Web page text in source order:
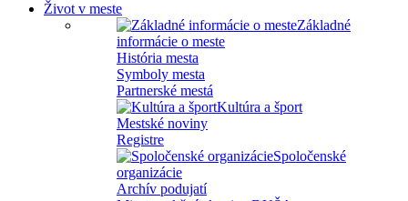
Život v meste
Základné
informácie o meste
História mesta
Symboly mesta
Partnerské mestá
Kultúra a šport
Mestské noviny
Registre
Spoločenské
organizácie
Archív podujatí